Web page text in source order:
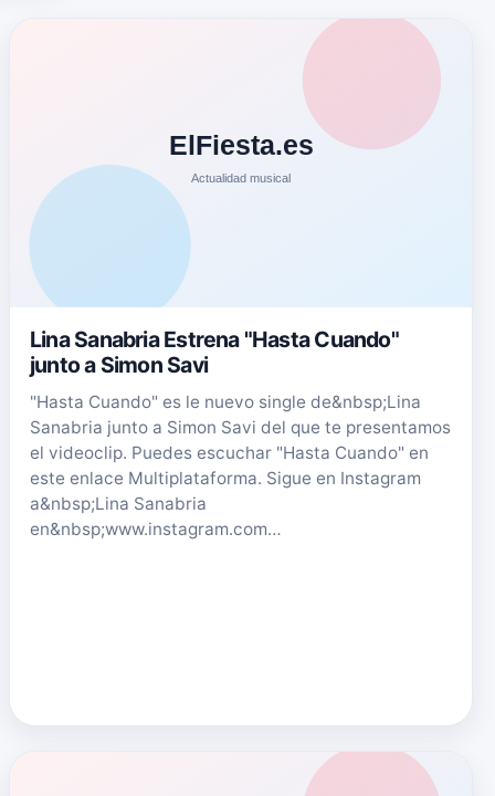
Lina Sanabria Estrena "Hasta Cuando"
junto a Simon Savi
"Hasta Cuando" es le nuevo single de&nbsp;Lina
Sanabria junto a Simon Savi del que te presentamos
el videoclip. Puedes escuchar "Hasta Cuando" en
este enlace Multiplataforma. Sigue en Instagram
a&nbsp;Lina Sanabria
en&nbsp;www.instagram.com…